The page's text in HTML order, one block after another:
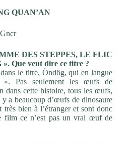
QUAN’AN
DES STEPPES, LE FLIC
Que veut dire ce titre ?
le titre, Öndög, qui en langue
Pas seulement les œufs de
dans cette histoire, tous les œufs,
a beaucoup d’œufs de dinosaure
bien à l’étranger et sont donc
film ce n’est pas un vrai œuf de